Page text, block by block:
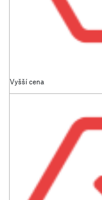
Vyšší cena